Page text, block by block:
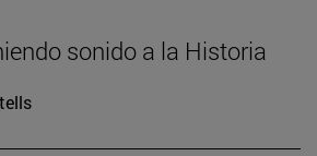
sonido a la Historia